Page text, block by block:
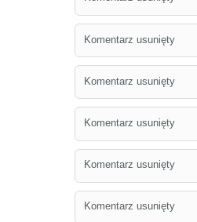
Komentarz usunięty
Komentarz usunięty
Komentarz usunięty
Komentarz usunięty
Komentarz usunięty